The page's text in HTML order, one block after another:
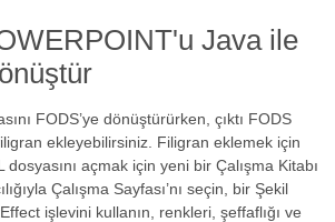
Java ile
FODS’ye dönüştürürken, çıktı FODS
ekleyebilirsiniz. Filigran eklemek için
açmak için yeni bir Çalışma Kitabı
Çalışma Sayfası’nı seçin, bir Şekil
işlevini kullanın, renkleri, şeffaflığı ve